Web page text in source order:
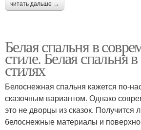
читать дальше →
Белая спальня в
стиле. Белая спальня
стилях
Белоснежная спальня кажется по-
сказочным вариантом. Однако
это не дворцы из сказок. Получится
белоснежные материалы и